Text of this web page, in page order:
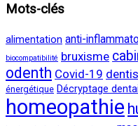
Mots-clés
alimentation anti-
biocompatibilité bruxisme
odenth Covid-19
énergétique Décryptage
homeopathie